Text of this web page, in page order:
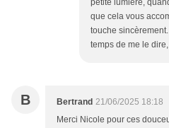
petite lumière,
que cela vous
touche
temps de me le
B Bertrand 21/06/2025 18:18
Merci Nicole pour ces